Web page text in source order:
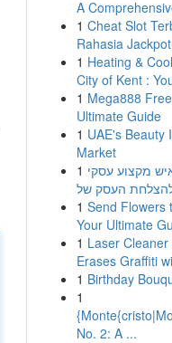
A
1 Cheat Slot
Rahasia
1 Heating &
City of Kent :
1 Mega888
Ultimate Guide
1 UAE's Beauty
Market
1 מקצוע עסקי
1 Send Flowers
Your Ultimate
1 Laser
Erases Graffiti
1 Birthday
1
No. 2: A ...